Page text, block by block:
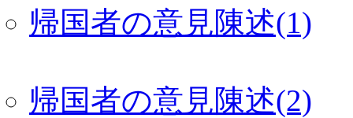
帰国者の意見陳述(1)
帰国者の意見陳述(2)